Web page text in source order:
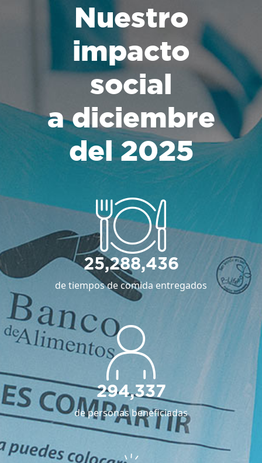
Nuestro
impacto
social
a diciembre
del 2025
25,288,436
de tiempos de comida entregados
294,337
de personas beneficiadas